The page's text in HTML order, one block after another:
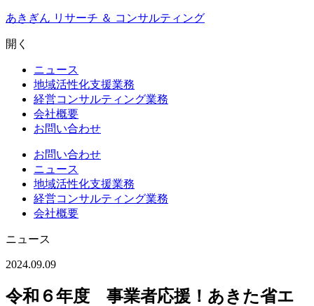
Skip
content
あきぎん リサーチ ＆ コンサルティング
開く
ニュース
地域活性化支援業務
経営コンサルティング業務
会社概要
お問い合わせ
お問い合わせ
ニュース
地域活性化支援業務
経営コンサルティング業務
会社概要
ニュース
2024.09.09
令和６年度 事業者応援！あきた省エ